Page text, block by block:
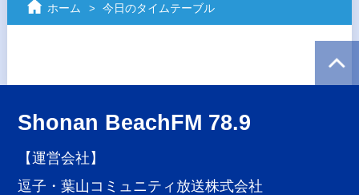
ホーム 今日のタイムテーブル
Shonan BeachFM 78.9
【運営会社】
逗子・葉山コミュニティ放送株式会社